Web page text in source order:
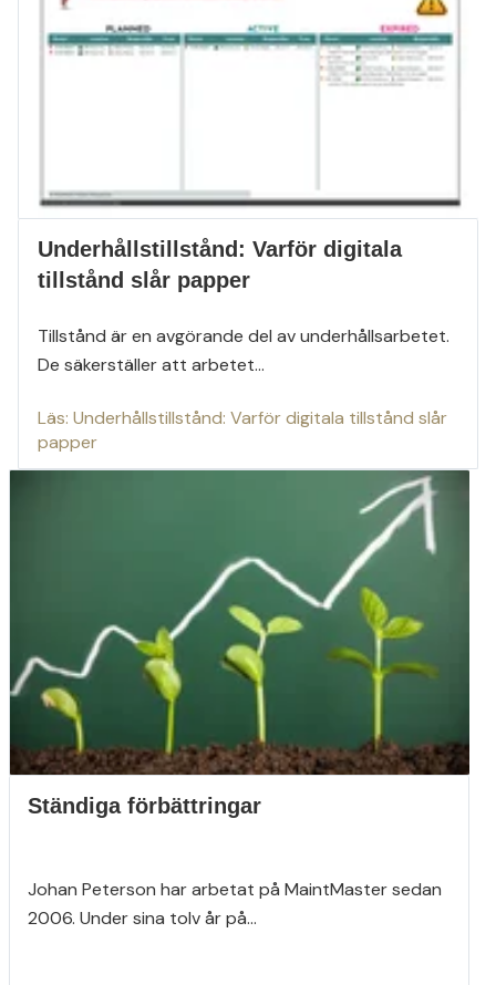
Underhållstillstånd: Varför digitala
tillstånd slår papper
Tillstånd är en avgörande del av underhållsarbetet.
De säkerställer att arbetet...
Läs: Underhållstillstånd: Varför digitala tillstånd slår
papper
Ständiga förbättringar
Johan Peterson har arbetat på MaintMaster sedan
2006. Under sina tolv år på...